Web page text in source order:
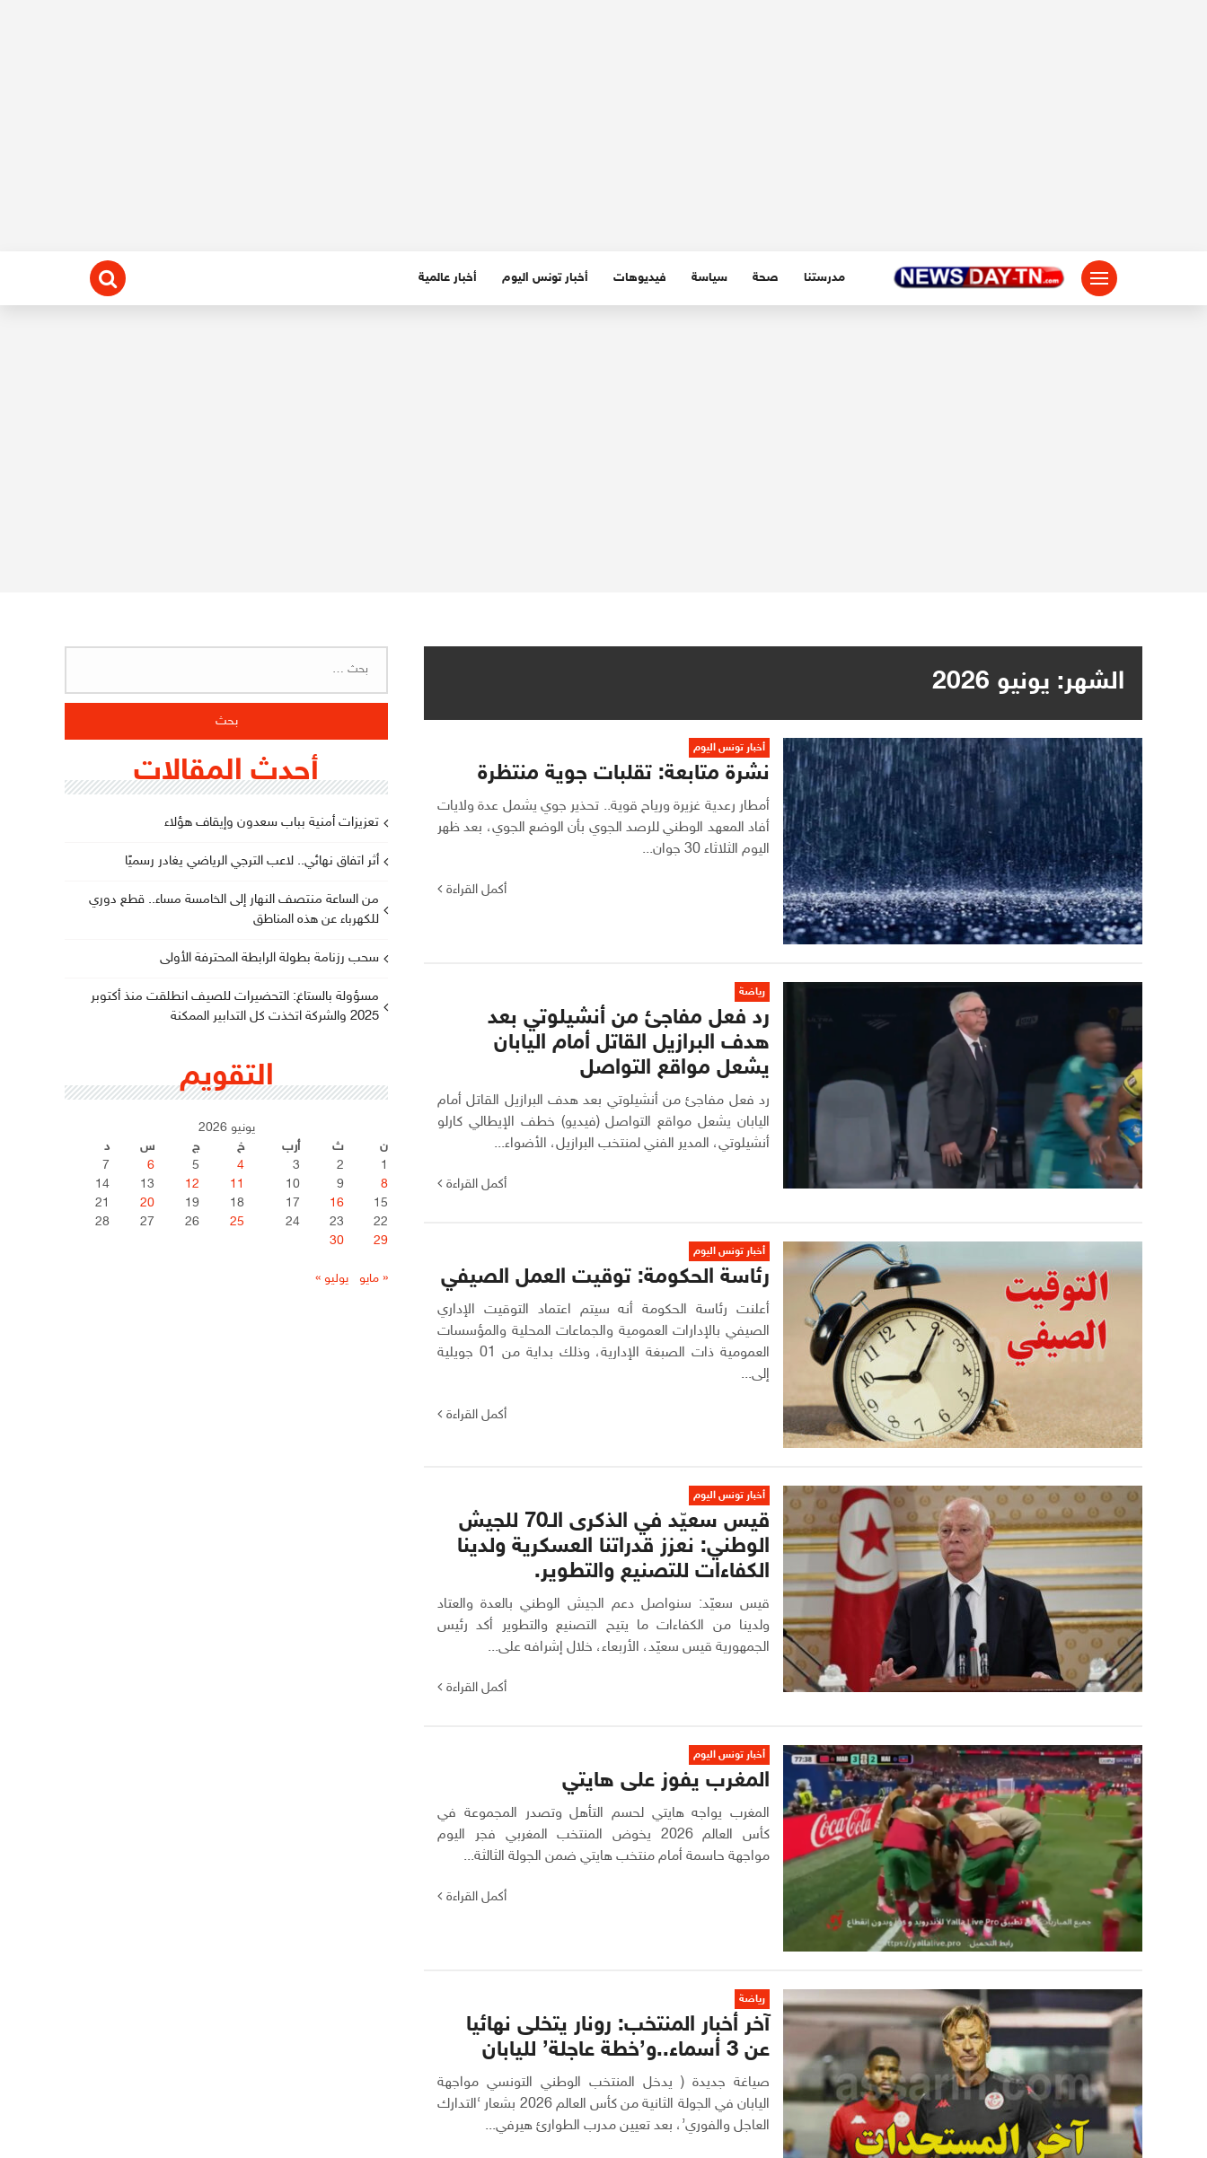
مدرستنا صحة سياسة فيديوهات أخبار تونس اليوم أخبار عالمية
الشهر: يونيو 2026
أخبار تونس اليوم
نشرة متابعة: تقلبات جوية منتظرة
أمطار رعدية غزيرة ورياح قوية.. تحذير جوي يشمل عدة ولايات
أفاد المعهد الوطني للرصد الجوي بأن الوضع الجوي، بعد ظهر
اليوم الثلاثاء 30 جوان...
أكمل القراءة
رياضة
رد فعل مفاجئ من أنشيلوتي بعد
هدف البرازيل القاتل أمام اليابان
يشعل مواقع التواصل
رد فعل مفاجئ من أنشيلوتي بعد هدف البرازيل القاتل أمام
اليابان يشعل مواقع التواصل (فيديو) خطف الإيطالي كارلو
أنشيلوتي، المدير الفني لمنتخب البرازيل، الأضواء...
أكمل القراءة
أخبار تونس اليوم
رئاسة الحكومة: توقيت العمل الصيفي
أعلنت رئاسة الحكومة أنه سيتم اعتماد التوقيت الإداري
الصيفي بالإدارات العمومية والجماعات المحلية والمؤسسات
العمومية ذات الصبغة الإدارية، وذلك بداية من 01 جويلية
إلى...
أكمل القراءة
أخبار تونس اليوم
قيس سعيّد في الذكرى الـ70 للجيش
الوطني: نعزز قدراتنا العسكرية ولدينا
الكفاءات للتصنيع والتطوير.
قيس سعيّد: سنواصل دعم الجيش الوطني بالعدة والعتاد
ولدينا من الكفاءات ما يتيح التصنيع والتطوير أكد رئيس
الجمهورية قيس سعيّد، الأربعاء، خلال إشرافه على...
أكمل القراءة
أخبار تونس اليوم
المغرب يفوز على هايتي
المغرب يواجه هايتي لحسم التأهل وتصدر المجموعة في
كأس العالم 2026 يخوض المنتخب المغربي فجر اليوم
مواجهة حاسمة أمام منتخب هايتي ضمن الجولة الثالثة...
أكمل القراءة
رياضة
آخر أخبار المنتخب: رونار يتخلى نهائيا
عن 3 أسماء..و’خطة عاجلة’ لليابان
صياغة جديدة ( يدخل المنتخب الوطني التونسي مواجهة
اليابان في الجولة الثانية من كأس العالم 2026 بشعار ‘التدارك
العاجل والفوري’، بعد تعيين مدرب الطوارئ هيرفي...
أحدث المقالات
تعزيزات أمنية بباب سعدون وإيقاف هؤلاء
أثر اتفاق نهائي.. لاعب الترجي الرياضي يغادر رسميًا
من الساعة منتصف النهار إلى الخامسة مساء.. قطع دوري
للكهرباء عن هذه المناطق
سحب رزنامة بطولة الرابطة المحترفة الأولى
مسؤولة بالستاغ: التحضيرات للصيف انطلقت منذ أكتوبر
2025 والشركة اتخذت كل التدابير الممكنة
التقويم
يونيو 2026
ن
ث أرب خ ج س
د
1
2
3
4
5
6
7
8
9
10
11
12
13
14
15
16
17
18
19
20
21
22
23
24
25
26
27
28
29
30
« مايو يوليو »